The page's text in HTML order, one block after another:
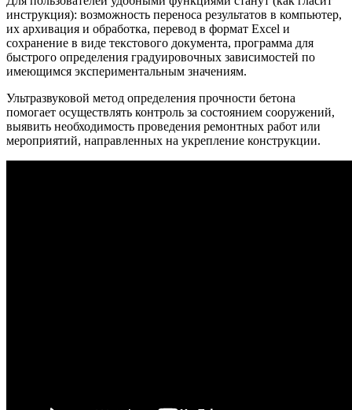
инструкция): возможность переноса результатов в компьютер,
их архивация и обработка, перевод в формат Excel и
сохранение в виде текстового документа, программа для
быстрого определения градуировочных зависимостей по
имеющимся экспериментальным значениям.
Ультразвуковой метод определения прочности бетона
помогает осуществлять контроль за состоянием сооружений,
выявить необходимость проведения ремонтных работ или
мероприятий, направленных на укрепление конструкции.